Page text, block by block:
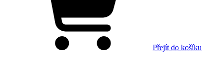
Přejít do košíku